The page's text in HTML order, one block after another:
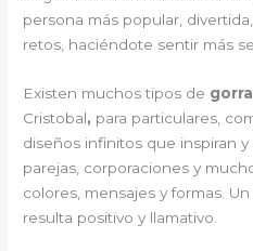
persona más popular,
retos, haciéndote sentir más
Existen muchos tipos de
Cristobal, para particulares,
diseños infinitos que inspiran y
parejas, corporaciones y
colores, mensajes y formas.
resulta positivo y llamativo.